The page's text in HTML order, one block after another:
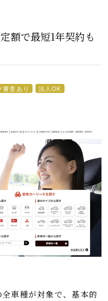
額で最短1年契約も
審査あり
法人OK
車種が対象で、基本的